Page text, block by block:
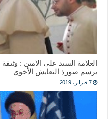
العلامة السيد علي الامين :
يرسم صورة التعايش الأخوي
7 فبراير، 2019